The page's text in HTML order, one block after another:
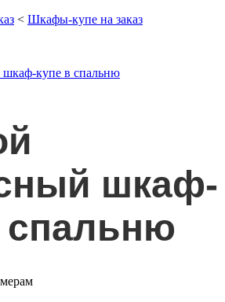
< Шкафы-купе на заказ
шкаф-
спальню